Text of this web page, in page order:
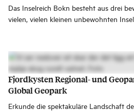
Das Inselreich Bokn besteht aus drei
vielen, vielen kleinen unbewohnten
Haugalandet.
Fjordkysten Regional- und
Global Geopark
Erkunde die spektakuläre Landschaft